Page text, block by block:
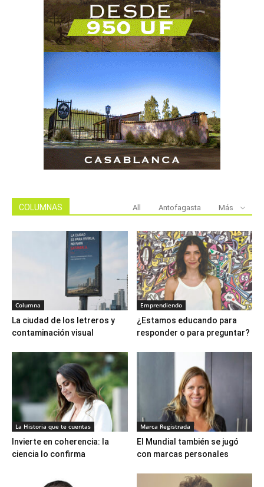
COLUMNAS All Antofagasta Más
Columna
La ciudad de los letreros y
contaminación visual
Emprendiendo
¿Estamos educando para
responder o para preguntar?
La Historia que te cuentas
Invierte en coherencia: la
ciencia lo confirma
Marca Registrada
El Mundial también se jugó
con marcas personales